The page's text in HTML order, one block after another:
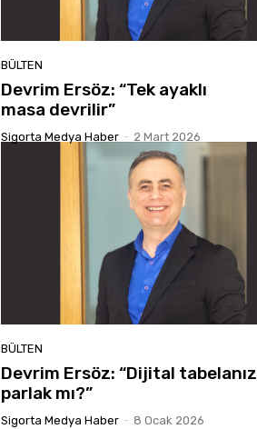
BÜLTEN
Devrim Ersöz: “Tek ayaklı
masa devrilir”
Sigorta Medya Haber - 2 Mart 2026
BÜLTEN
Devrim Ersöz: “Dijital tabelanız
parlak mı?”
Sigorta Medya Haber - 8 Ocak 2026